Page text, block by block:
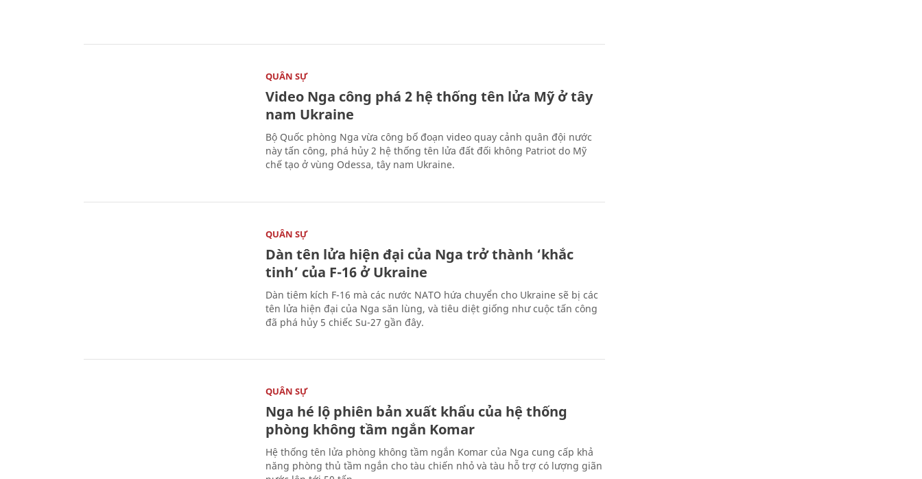
QUÂN SỰ
Video Nga công phá 2 hệ thống tên lửa Mỹ ở tây
nam Ukraine
Bộ Quốc phòng Nga vừa công bố đoạn video quay cảnh quân đội nước
này tấn công, phá hủy 2 hệ thống tên lửa đất đối không Patriot do Mỹ
chế tạo ở vùng Odessa, tây nam Ukraine.
QUÂN SỰ
Dàn tên lửa hiện đại của Nga trở thành ‘khắc
tinh’ của F-16 ở Ukraine
Dàn tiêm kích F-16 mà các nước NATO hứa chuyển cho Ukraine sẽ bị các
tên lửa hiện đại của Nga săn lùng, và tiêu diệt giống như cuộc tấn công
đã phá hủy 5 chiếc Su-27 gần đây.
QUÂN SỰ
Nga hé lộ phiên bản xuất khẩu của hệ thống
phòng không tầm ngắn Komar
Hệ thống tên lửa phòng không tầm ngắn Komar của Nga cung cấp khả
năng phòng thủ tầm ngắn cho tàu chiến nhỏ và tàu hỗ trợ có lượng giãn